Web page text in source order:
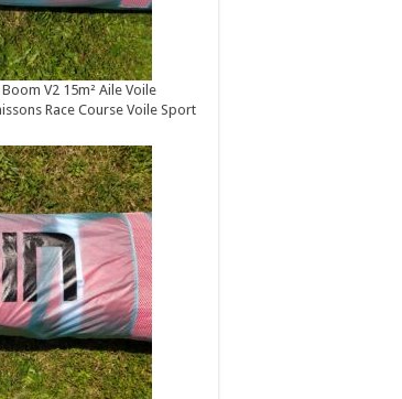
V2 15m² Aile Voile
Race Course Voile Sport